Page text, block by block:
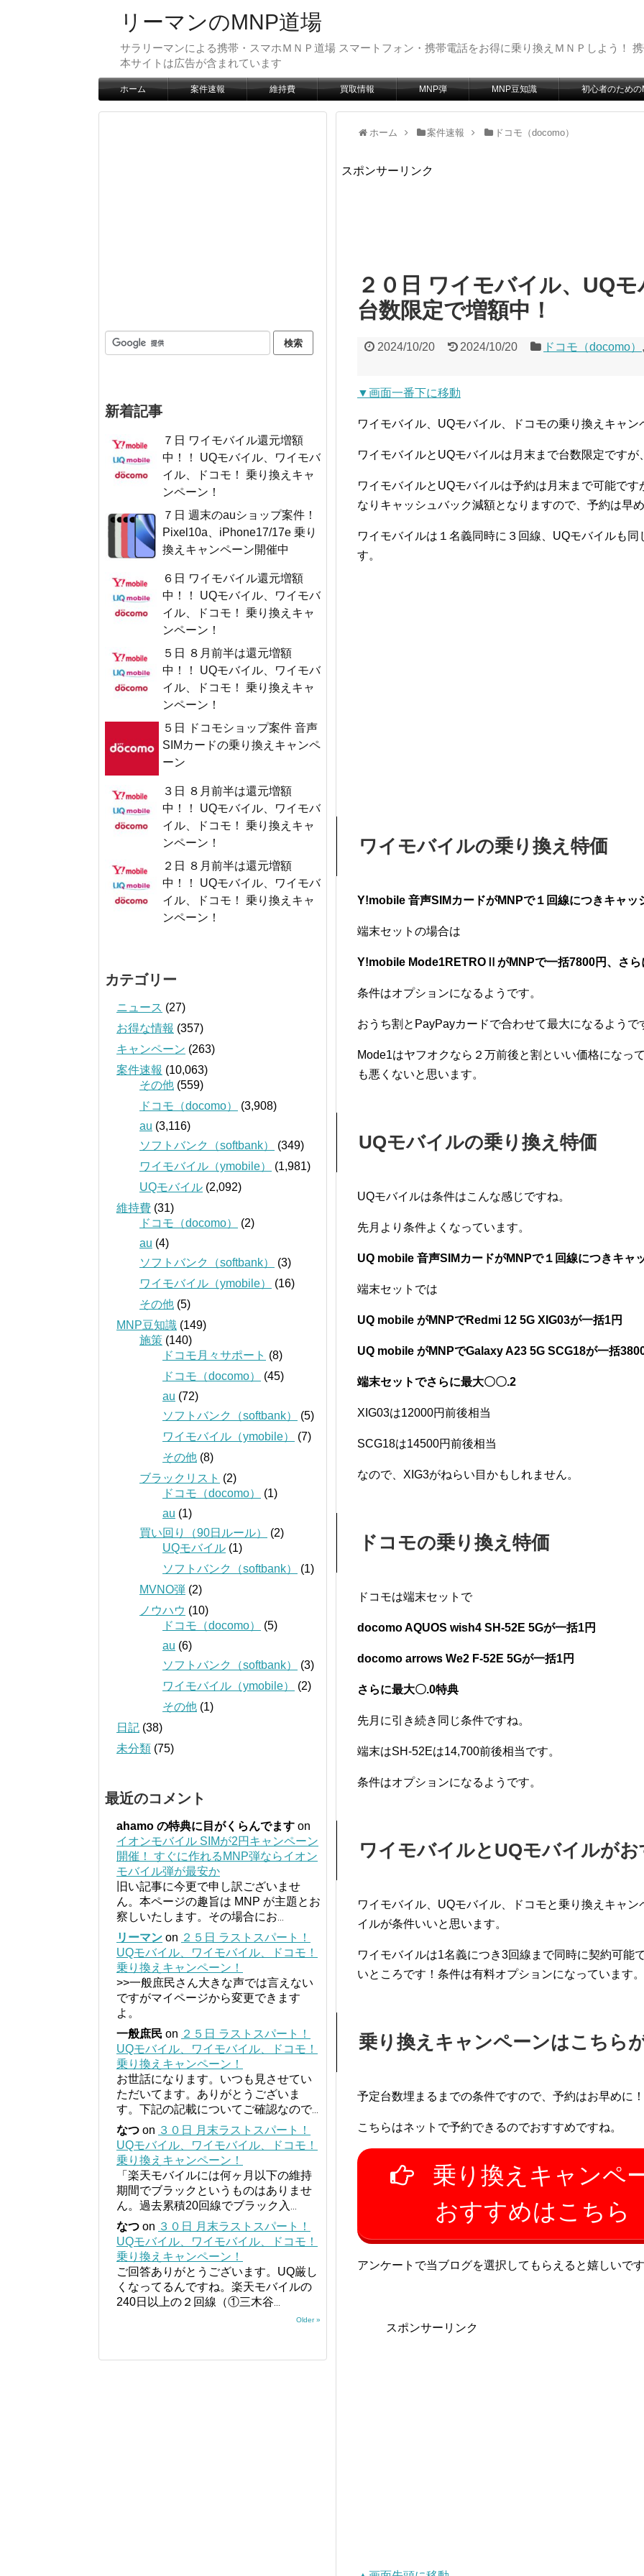
リーマンのMNP道場
サラリーマンによる携帯・スマホＭＮＰ道場 スマートフォン・携帯電話をお得に乗り換えＭＮＰしよう！
本サイトは広告が含まれています
ホーム 案件速報 維持費 買取情報 MNP弾 MNP豆知識 初心者のための
ホーム 案件速報 ドコモ（docomo）
スポンサーリンク
２０日 ワイモバイル、UQ
台数限定で増額中！
2024/10/20 2024/10/20 ドコモ（docomo）
▼画面一番下に移動
ワイモバイル、UQモバイル、ドコモの乗り換えキャン
ワイモバイルとUQモバイルは月末まで台数限定です
ワイモバイルとUQモバイルは予約は月末まで可能で
なりキャッシュバック減額となりますので、予約は早
ワイモバイルは１名義同時に３回線、UQモバイルも
す。
ワイモバイルの乗り換え特価
Y!mobile 音声SIMカードがMNPで１回線につきキャッ
端末セットの場合は
Y!mobile Mode1RETROⅡがMNPで一括7800円、さら
条件はオプションになるようです。
おうち割とPayPayカードで合わせて最大になるようで
Mode1はヤフオクなら２万前後と割といい価格になっ
も悪くないと思います。
UQモバイルの乗り換え特価
UQモバイルは条件はこんな感じですね。
先月より条件よくなっています。
UQ mobile 音声SIMカードがMNPで１回線につきキャ
端末セットでは
UQ mobile がMNPでRedmi 12 5G XIG03が一括1円
UQ mobile がMNPでGalaxy A23 5G SCG18が一括
端末セットでさらに最大〇〇.2
XIG03は12000円前後相当
SCG18は14500円前後相当
なので、XIG3がねらい目かもしれません。
ドコモの乗り換え特価
ドコモは端末セットで
docomo AQUOS wish4 SH-52E 5Gが一括1円
docomo arrows We2 F-52E 5Gが一括1円
さらに最大〇.0特典
先月に引き続き同じ条件ですね。
端末はSH-52Eは14,700前後相当です。
条件はオプションになるようです。
ワイモバイルとUQモバイルが
ワイモバイル、UQモバイル、ドコモと乗り換えキャ
イルが条件いいと思います。
ワイモバイルは1名義につき3回線まで同時に契約可能
いところです！条件は有料オプションになっています。
乗り換えキャンペーンはこちら
予定台数埋まるまでの条件ですので、予約はお早めに！
こちらはネットで予約できるのでおすすめですね。
乗り換えキャンペ
おすすめはこちら
アンケートで当ブログを選択してもらえると嬉しいで
スポンサーリンク
新着記事
７日 ワイモバイル還元増額
中！！ UQモバイル、ワイモバ
イル、ドコモ！ 乗り換えキャ
ンペーン！
７日 週末のauショップ案件！
Pixel10a、iPhone17/17e 乗り
換えキャンペーン開催中
６日 ワイモバイル還元増額
中！！ UQモバイル、ワイモバ
イル、ドコモ！ 乗り換えキャ
ンペーン！
５日 ８月前半は還元増額
中！！ UQモバイル、ワイモバ
イル、ドコモ！ 乗り換えキャ
ンペーン！
５日 ドコモショップ案件 音声
SIMカードの乗り換えキャンペ
ーン
３日 ８月前半は還元増額
中！！ UQモバイル、ワイモバ
イル、ドコモ！ 乗り換えキャ
ンペーン！
２日 ８月前半は還元増額
中！！ UQモバイル、ワイモバ
イル、ドコモ！ 乗り換えキャ
ンペーン！
カテゴリー
ニュース (27)
お得な情報 (357)
キャンペーン (263)
案件速報 (10,063)
その他 (559)
ドコモ（docomo）
(3,908)
au (3,116)
ソフトバンク（softbank）
(349)
ワイモバイル（ymobile）
(1,981)
UQモバイル (2,092)
維持費 (31)
ドコモ（docomo）
(2)
au (4)
ソフトバンク（softbank）
(3)
ワイモバイル（ymobile）
(16)
その他 (5)
MNP豆知識 (149)
施策 (140)
ドコモ月々サポート (8)
ドコモ（docomo）
(45)
au (72)
ソフトバンク（softbank）
(5)
ワイモバイル（ymobile）
(7)
その他 (8)
ブラックリスト (2)
ドコモ（docomo）
(1)
au (1)
買い回り（90日ルール）
(2)
UQモバイル (1)
ソフトバンク（softbank）
(1)
MVNO弾 (2)
ノウハウ (10)
ドコモ（docomo）
(5)
au (6)
ソフトバンク（softbank）
(3)
ワイモバイル（ymobile）
(2)
その他 (1)
日記 (38)
未分類 (75)
最近のコメント
ahamo の特典に目がくらんでます on
イオンモバイル SIMが2円キャンペーン
開催！ すぐに作れるMNP弾ならイオン
モバイル弾が最安か
旧い記事に今更で申し訳ございませ
ん。本ページの趣旨は MNP が主題とお
察しいたします。その場合にお
リーマン on ２５日 ラストスパート！
UQモバイル、ワイモバイル、ドコモ！
乗り換えキャンペーン！
>>一般庶民さん大きな声では言えない
ですがマイページから変更できます
よ。
一般庶民 on ２５日 ラストスパート！
UQモバイル、ワイモバイル、ドコモ！
乗り換えキャンペーン！
お世話になります。いつも見させてい
ただいてます。ありがとうございま
す。下記の記載についてご確認なので...
なつ on ３０日 月末ラストスパート！
UQモバイル、ワイモバイル、ドコモ！
乗り換えキャンペーン！
「楽天モバイルには何ヶ月以下の維持
期間でブラックというものはありませ
ん。過去累積20回線でブラック入
なつ on ３０日 月末ラストスパート！
UQモバイル、ワイモバイル、ドコモ！
乗り換えキャンペーン！
ご回答ありがとうございます。UQ厳し
くなってるんですね。楽天モバイルの
240日以上の２回線（①三木谷
Older »